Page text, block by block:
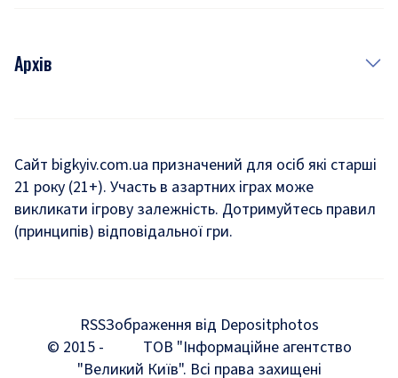
Архів
Комуналка
Хроніки війни
Мегаполіс
Київщина
Сайт bigkyiv.com.ua призначений для осіб які старші
21 року (21+). Участь в азартних іграх може
викликати ігрову залежність. Дотримуйтесь правил
(принципів) відповідальної гри.
RSSЗображення від Depositphotos
© 2015 -
ТОВ "Інформаційне агентство
"Великий Київ". Всі права захищені